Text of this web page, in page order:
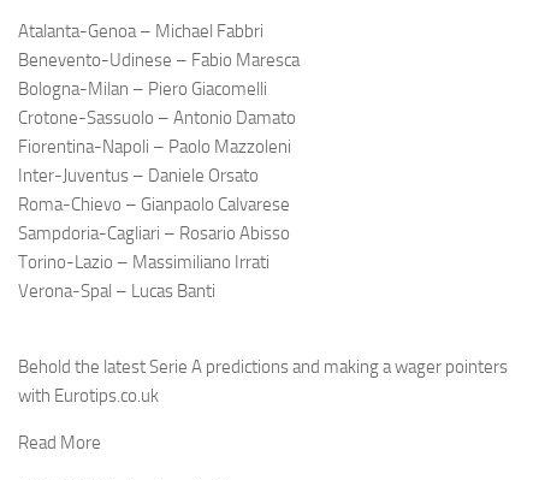
Atalanta-Genoa – Michael Fabbri
Benevento-Udinese – Fabio Maresca
Bologna-Milan – Piero Giacomelli
Crotone-Sassuolo – Antonio Damato
Fiorentina-Napoli – Paolo Mazzoleni
Inter-Juventus – Daniele Orsato
Roma-Chievo – Gianpaolo Calvarese
Sampdoria-Cagliari – Rosario Abisso
Torino-Lazio – Massimiliano Irrati
Verona-Spal – Lucas Banti
Behold the latest Serie A predictions and making a wager pointers
with Eurotips.co.uk
Read More